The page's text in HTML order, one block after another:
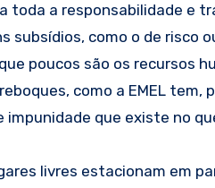
toda a responsabilidade e
subsídios, como o de risco
poucos são os recursos
como a EMEL
impunidade que existe no
livres estacionam em